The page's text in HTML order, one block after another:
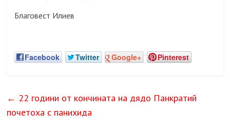
Благовест Илиев
Facebook Twitter Google+ Pinterest
← 22 години от кончината на дядо Панкратий
почетоха с панихида